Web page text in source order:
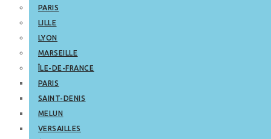
PARIS
LILLE
LYON
MARSEILLE
ÎLE-DE-FRANCE
PARIS
SAINT-DENIS
MELUN
VERSAILLES